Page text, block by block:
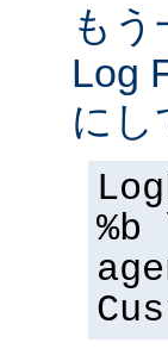
も
Log
にし